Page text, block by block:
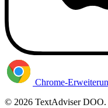
Chrome-
© 2026 TextAdviser DOO.